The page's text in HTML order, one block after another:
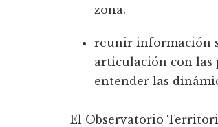
zona.
reunir información
articulación con las
entender las
El Observatorio